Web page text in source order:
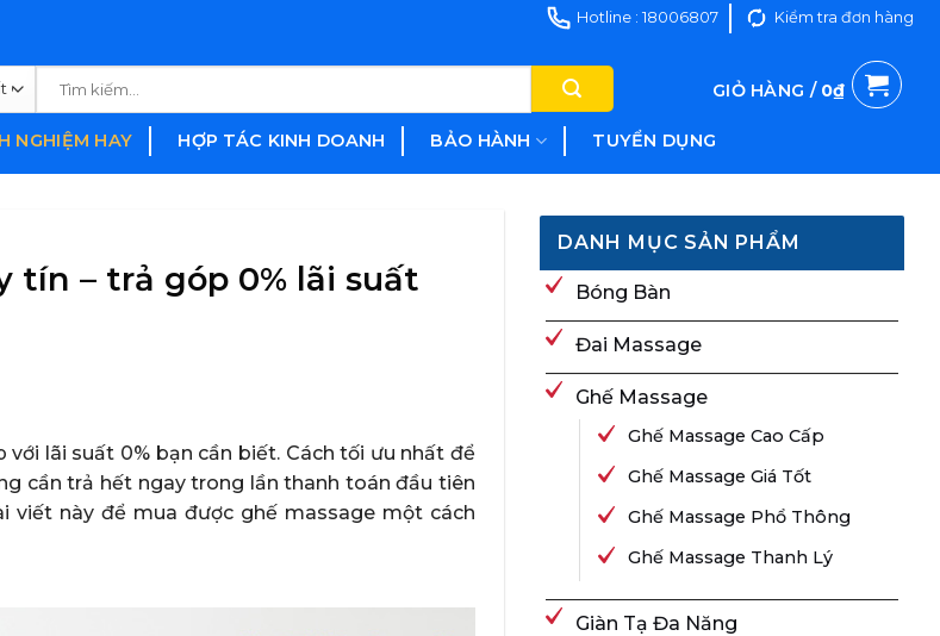
Hotline : 18006807 Kiểm tra đơn hàng
kiếm:
NGHIỆM HAY HỢP TÁC KINH DOANH BẢO HÀNH TUYỂN DỤNG
GIỎ HÀNG / 0₫
tín – trả góp 0% lãi suất
với lãi suất 0% bạn cần biết. Cách tối ưu nhất để
cần trả hết ngay trong lần thanh toán đầu tiên
viết này để mua được ghế massage một cách
DANH MỤC SẢN PHẨM
Bóng Bàn
Đai Massage
Ghế Massage
Ghế Massage Cao Cấp
Ghế Massage Giá Tốt
Ghế Massage Phổ Thông
Ghế Massage Thanh Lý
Giàn Tạ Đa Năng